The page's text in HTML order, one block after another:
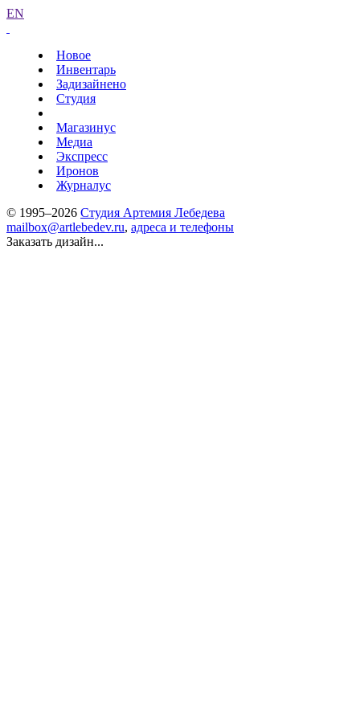
EN
Новое
Инвентарь
Задизайнено
Студия
Магазинус
Медиа
Экспресс
Иронов
Журналус
© 1995–2026 Студия Артемия Лебедева
mailbox@artlebedev.ru, адреса и телефоны
Заказать дизайн...